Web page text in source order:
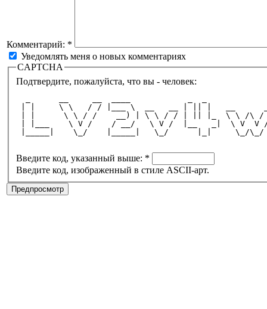
Комментарий: *
Уведомлять меня о новых комментариях
CAPTCHA
Подтвердите, пожалуйста, что вы - человек:
| |     \ \   / / |___ \  __   __ | || |   __
| |      \ \ / /    __) | \ \ / / | || |_  \ \ /\ /
| |___    \ V /    / __/   \ V /  |__   _|  \ V
|_____|    \_/    |_____|   \_/      |_|     \_/
Введите код, указанный выше: *
Введите код, изображенный в стиле ASCII-арт.